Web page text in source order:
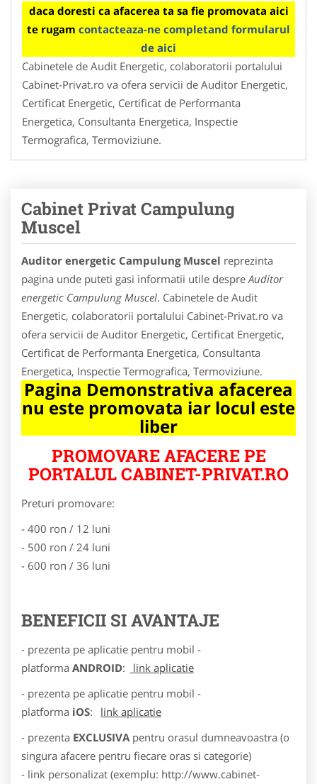
daca doresti ca afacerea ta sa fie promovata aici
te rugam contacteaza-ne completand formularul
de aici
Cabinetele de Audit Energetic, colaboratorii portalului
Cabinet-Privat.ro va ofera servicii de Auditor Energetic,
Certificat Energetic, Certificat de Performanta
Energetica, Consultanta Energetica, Inspectie
Termografica, Termoviziune.
Cabinet Privat Campulung
Muscel
Auditor energetic Campulung Muscel reprezinta
pagina unde puteti gasi informatii utile despre Auditor
energetic Campulung Muscel. Cabinetele de Audit
Energetic, colaboratorii portalului Cabinet-Privat.ro va
ofera servicii de Auditor Energetic, Certificat Energetic,
Certificat de Performanta Energetica, Consultanta
Energetica, Inspectie Termografica, Termoviziune.
Pagina Demonstrativa afacerea
nu este promovata iar locul este
liber
PROMOVARE AFACERE PE
PORTALUL CABINET-PRIVAT.RO
Preturi promovare:
- 400 ron / 12 luni
- 500 ron / 24 luni
- 600 ron / 36 luni
BENEFICII SI AVANTAJE
- prezenta pe aplicatie pentru mobil -
platforma ANDROID:
link aplicatie
- prezenta pe aplicatie pentru mobil -
platforma iOS:
link aplicatie
- prezenta EXCLUSIVA pentru orasul dumneavoastra (o
singura afacere pentru fiecare oras si categorie)
- link personalizat (exemplu: http://www.cabinet-